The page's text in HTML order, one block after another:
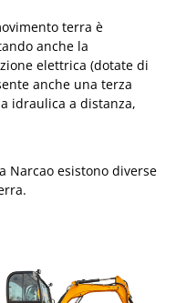
terra è
anche la
elettrica (dotate di
anche una terza
idraulica a distanza,
Narcao esistono diverse